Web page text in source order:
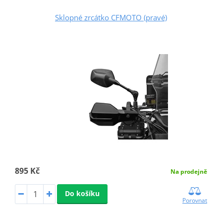
Sklopné zrcátko CFMOTO (pravé)
895 Kč Na prodejně
Do košíku
Porovnat